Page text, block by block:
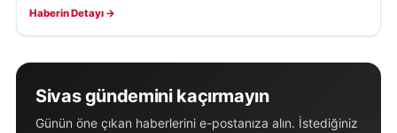
Haberin Detayı →
Sivas gündemini kaçırmayın
Günün öne çıkan haberlerini e-postanıza alın. İstediğiniz